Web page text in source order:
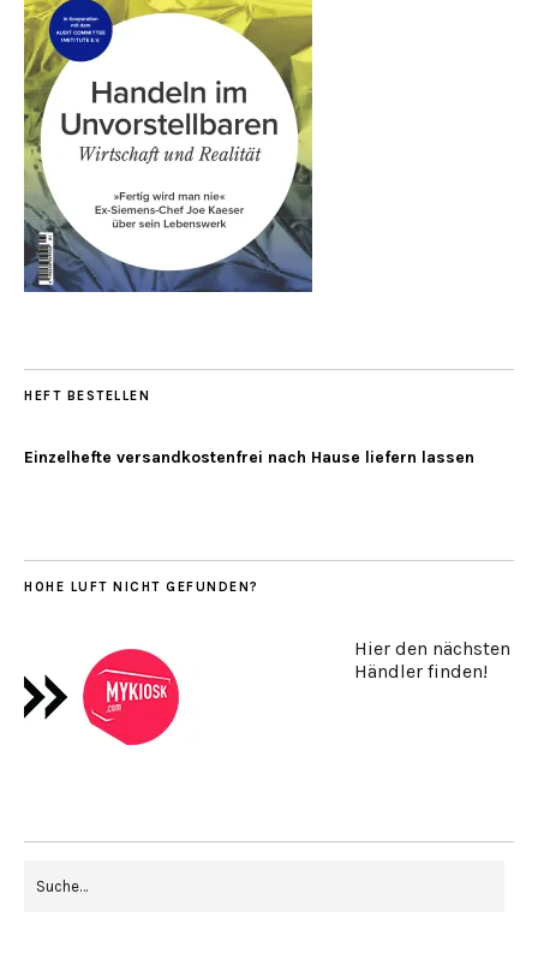
HEFT BESTELLEN
Einzelhefte versandkostenfrei nach Hause liefern lassen
HOHE LUFT NICHT GEFUNDEN?
Hier den nächsten
Händler finden!